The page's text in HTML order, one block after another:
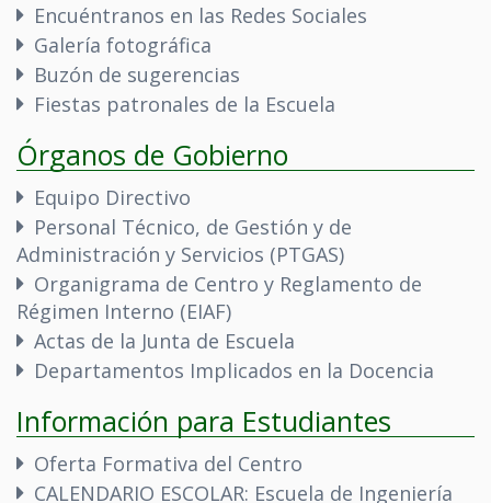
Encuéntranos en las Redes Sociales
Galería fotográfica
Buzón de sugerencias
Fiestas patronales de la Escuela
Órganos de Gobierno
Equipo Directivo
Personal Técnico, de Gestión y de
Administración y Servicios (PTGAS)
Organigrama de Centro y Reglamento de
Régimen Interno (EIAF)
Actas de la Junta de Escuela
Departamentos Implicados en la Docencia
Información para Estudiantes
Oferta Formativa del Centro
CALENDARIO ESCOLAR: Escuela de Ingeniería